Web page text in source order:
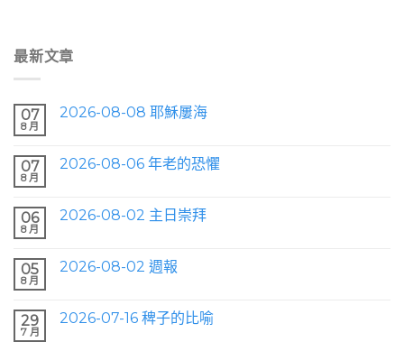
最新文章
07
8 月
2026-08-08 耶穌屢海
07
8 月
2026-08-06 年老的恐懼
06
8 月
2026-08-02 主日崇拜
05
8 月
2026-08-02 週報
29
7 月
2026-07-16 稗子的比喻